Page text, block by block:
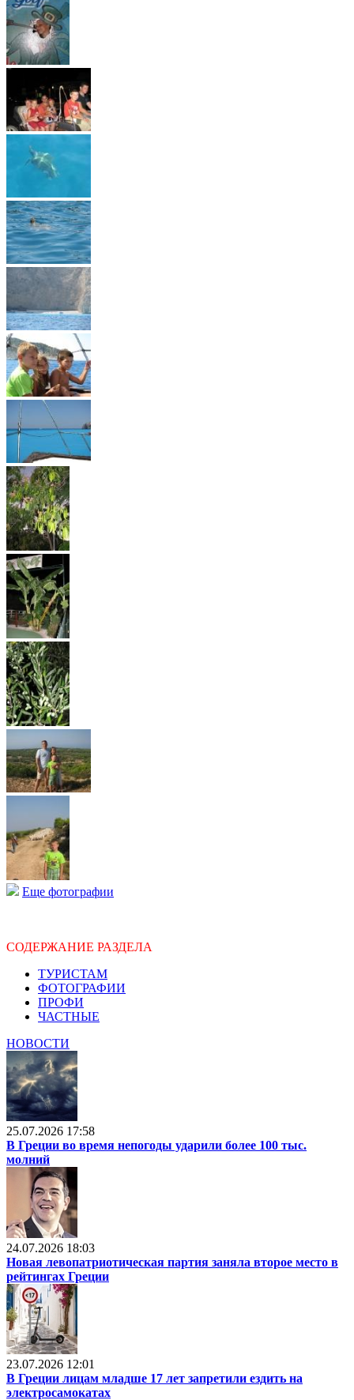
Еще фотографии
СОДЕРЖАНИЕ РАЗДЕЛА
ТУРИСТАМ
ФОТОГРАФИИ
ПРОФИ
ЧАСТНЫЕ
НОВОСТИ
25.07.2026 17:58
В Греции во время непогоды ударили более 100 тыс.
молний
24.07.2026 18:03
Новая левопатриотическая партия заняла второе место в
рейтингах Греции
23.07.2026 12:01
В Греции лицам младше 17 лет запретили ездить на
электросамокатах